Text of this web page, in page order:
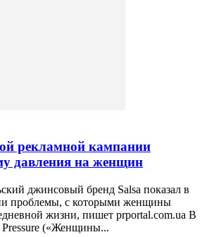
рекламной кампании
давления на женщин
джинсовый бренд Salsa показал в
проблемы, с которыми женщины
жизни, пишет prportal.com.ua В
Pressure («Женщины...